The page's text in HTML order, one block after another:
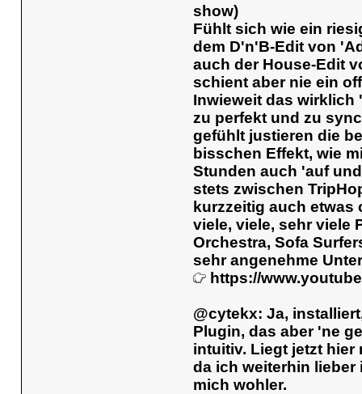
show)
Fühlt sich wie ein
dem D'n'B-Edit von
auch der House-Edit
schient aber nie ein
Inwieweit das wirklich
zu perfekt und zu
gefühlt justieren die
bisschen Effekt, wie
Stunden auch 'auf
stets zwischen
kurzzeitig auch etwas
viele, viele, sehr viele
Orchestra, Sofa
sehr angenehme
https://
@cytekx: Ja,
Plugin, das aber 'ne
intuitiv. Liegt jetzt hier
da ich weiterhin lieber
mich wohler.